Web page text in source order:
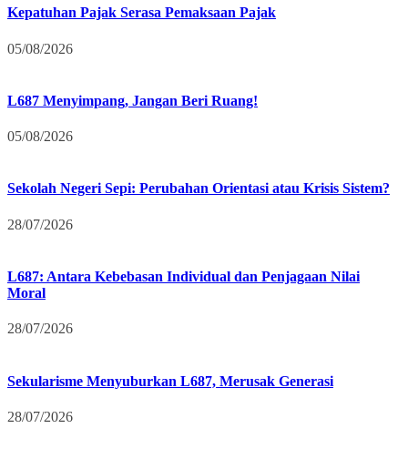
Kepatuhan Pajak Serasa Pemaksaan Pajak
05/08/2026
L687 Menyimpang, Jangan Beri Ruang!
05/08/2026
Sekolah Negeri Sepi: Perubahan Orientasi atau Krisis Sistem?
28/07/2026
L687: Antara Kebebasan Individual dan Penjagaan Nilai
Moral
28/07/2026
Sekularisme Menyuburkan L687, Merusak Generasi
28/07/2026